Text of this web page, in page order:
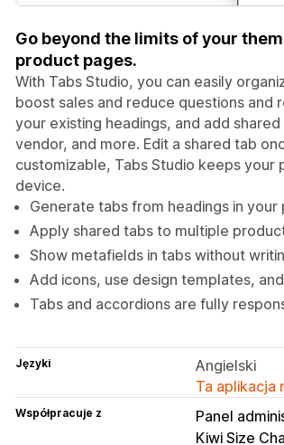
Go beyond the limits of your
product pages.
With Tabs Studio, you can easily
boost sales and reduce questions
your existing headings, and add
vendor, and more. Edit a shared tab
customizable, Tabs Studio keeps
device.
Generate tabs from headings in
Apply shared tabs to multiple
Show metafields in tabs without
Add icons, use design templates,
Tabs and accordions are fully
Języki
Angielski
Ta aplikacja
Współpracuje z Panel
Kiwi Size